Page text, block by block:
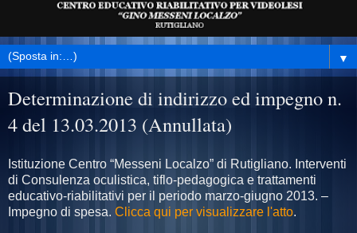
▼
Determinazione di indirizzo ed impegno n.
4 del 13.03.2013 (Annullata)
Istituzione Centro “Messeni Localzo” di Rutigliano. Interventi
di Consulenza oculistica, tiflo-pedagogica e trattamenti
educativo-riabilitativi per il periodo marzo-giugno 2013. –
Impegno di spesa. Clicca qui per visualizzare l'atto.